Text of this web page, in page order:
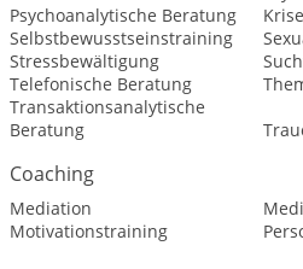
Psychoanalytische Beratung
Selbstbewusstseinstraining
Stressbewältigung
Telefonische Beratung
Transaktionsanalytische
Beratung
Coaching
Mediation
Motivationstraining